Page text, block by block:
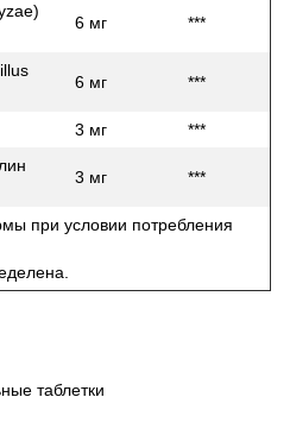
6 мг ***
6 мг ***
3 мг
***
3 мг ***
при условии потребления
таблетки